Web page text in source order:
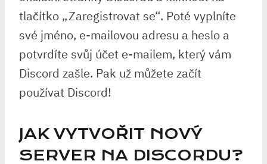
tlačítko „Zaregistrovat se“. Poté vyplníte
své jméno, e-mailovou adresu a heslo a
potvrdíte svůj účet e-mailem, který vám
Discord zašle. Pak už můžete začít
používat Discord!
JAK VYTVOŘIT NOVÝ
SERVER NA DISCORDU?